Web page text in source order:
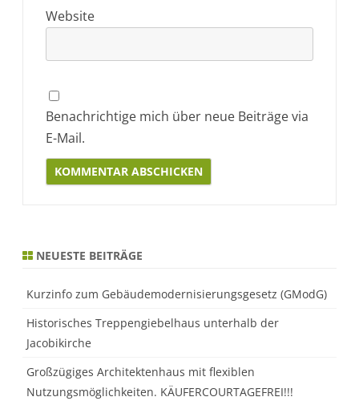
Website
Benachrichtige mich über neue Beiträge via
E-Mail.
NEUESTE BEITRÄGE
Kurzinfo zum Gebäudemodernisierungsgesetz (GModG)
Historisches Treppengiebelhaus unterhalb der
Jacobikirche
Großzügiges Architektenhaus mit flexiblen
Nutzungsmöglichkeiten. KÄUFERCOURTAGEFREI!!!